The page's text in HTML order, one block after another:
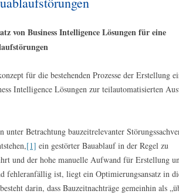
von Business Intelligence Lösungen für eine
für die bestehenden Prozesse der Erstellung
Intelligence Lösungen zur teilautomatisierten
unter Betrachtung bauzeitrelevanter
[1] ein gestörter Bauablauf in der Regel zu
und der hohe manuelle Aufwand für Erstellung
fehleranfällig ist, liegt ein Optimierungsansatz in
darin, dass Bauzeitnachträge gemeinhin als